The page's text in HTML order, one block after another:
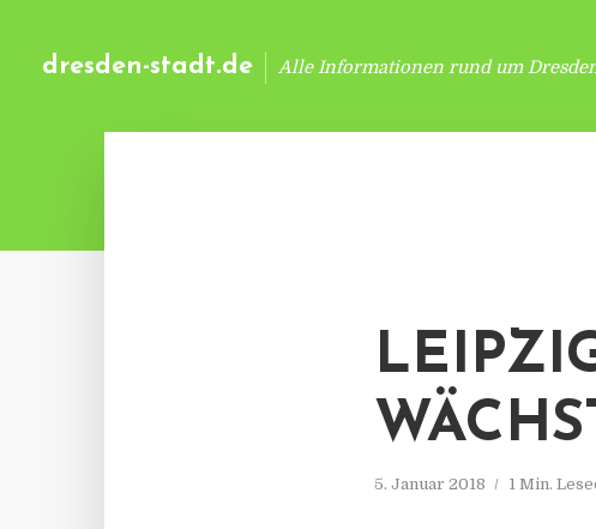
dresden-stadt.de Alle Informationen rund um
5. Januar 2018 1 Min.